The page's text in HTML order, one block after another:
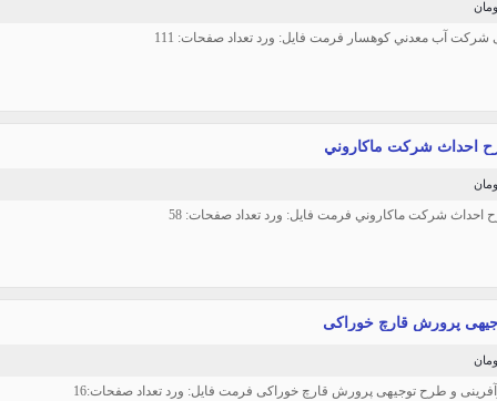
شركت آب معدني كوهسار فرمت فایل: ورد تعداد صفحات: 111
احداث شركت ماكاروني
احداث شركت ماكاروني فرمت فایل: ورد تعداد صفحات: 58
پرورش قارچ خوراکی
و طرح توجیهی پرورش قارچ خوراکی فرمت فایل: ورد تعداد صفحات:16